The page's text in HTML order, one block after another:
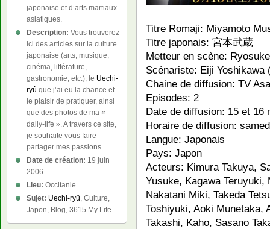
Titre Romaji: Miyamoto
Titre japonais: 宮本武蔵
Metteur en scène:
Scénariste: Eiji Yoshikawa
Chaine de diffusion: TV
Episodes: 2
Date de diffusion: 15 et 16
Horaire de diffusion:
Langue: Japonais
Pays: Japon
Acteurs: Kimura Takuya,
Yusuke, Kagawa
Nakatani Miki, Takeda
Toshiyuki, Aoki Munetaka,
Takashi, Kaho, Sasano
japonaise et d’arts martiaux
asiatiques.
Description: Vous trouverez
ici des articles sur la culture
japonaise (arts, musique,
cinéma, littérature,
gastronomie, etc.), le Uechi-
ryû que j’ai eu la chance et
le plaisir de pratiquer, ainsi
que des photos de ma «
daily-life ». A travers ce site,
je souhaite vous faire
partager mes passions.
Date de création: 19 juin
2006
Lieu: Occitanie
Sujet: Uechi-ryû, Culture,
Japon, Blog, 3615 My Life